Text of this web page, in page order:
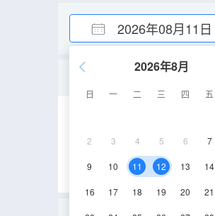
2026年08月11日
2026年8月
日 一 二 三 四 五
2 3 4 5 6 7
9 10 11 12 13 14
16 17 18 19 20 21